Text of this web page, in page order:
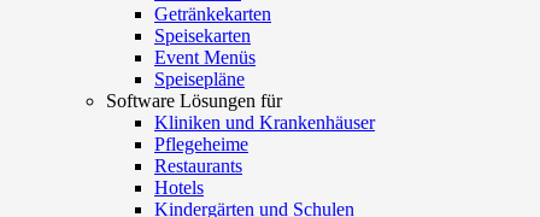
Getränkekarten
Speisekarten
Event Menüs
Speisepläne
Software Lösungen für
Kliniken und Krankenhäuser
Pflegeheime
Restaurants
Hotels
Kindergärten und Schulen